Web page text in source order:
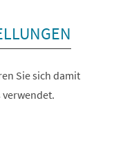
Sie sich damit
verwendet.